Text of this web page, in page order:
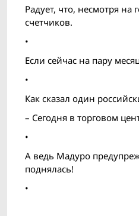
Радует, что, несмотря
счетчиков.
•
Если сейчас на пару
•
Как сказал один
– Сегодня в торговом
•
А ведь Мадуро
поднялась!
•